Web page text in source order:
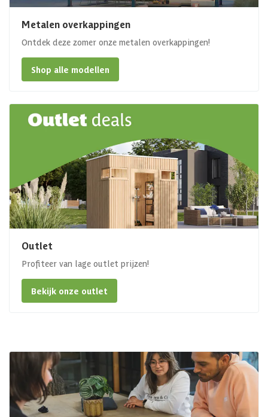
Metalen overkappingen
Ontdek deze zomer onze metalen overkappingen!
Shop alle modellen
Outlet
Profiteer van lage outlet prijzen!
Bekijk onze outlet